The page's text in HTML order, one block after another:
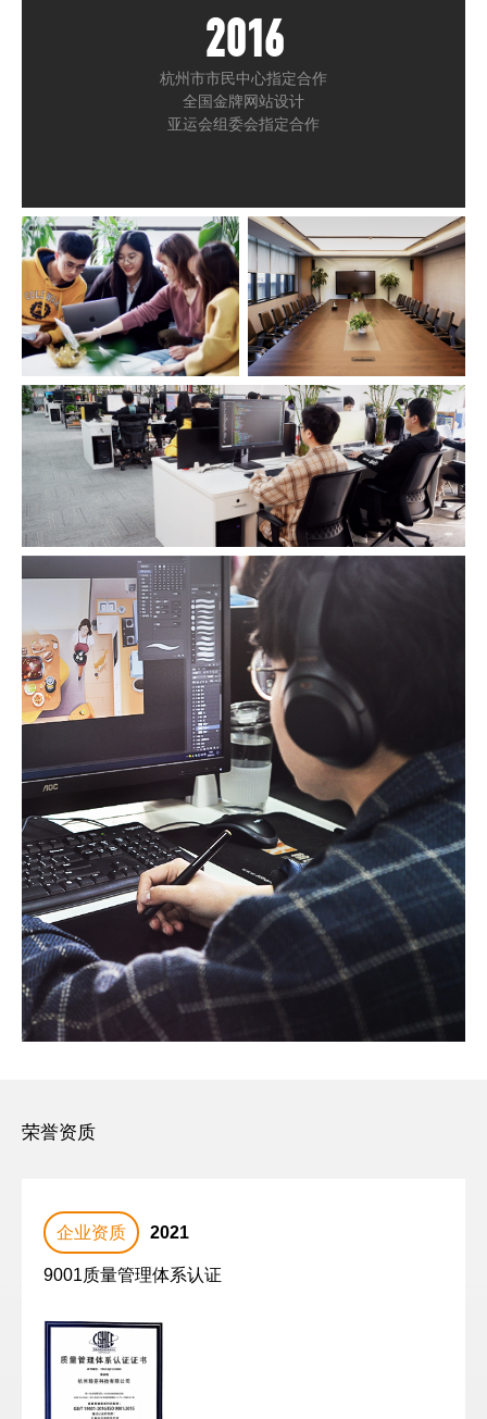
2016
杭州市市民中心指定合作
全国金牌网站设计
亚运会组委会指定合作
荣誉资质
企业资质 2021
9001质量管理体系认证